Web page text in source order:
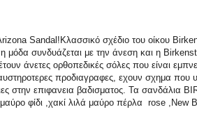
Sandal!Κλασσικό σχέδιο του οίκου
συνδυάζεται με την άνεση και η
άνετες ορθοπεδικές σόλες που είναι
προδιαγραφες, εχουν σχημα
επιφανεια βαδισματος. Τα σανδάλια
φίδι ,χακί λιλά μαύρο πέρλα rose ,New